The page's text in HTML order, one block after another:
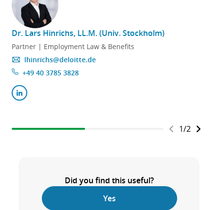
Dr. Lars Hinrichs, LL.M. (Univ. Stockholm)
Partner | Employment Law & Benefits
lhinrichs@deloitte.de
+49 40 3785 3828
1/2
Did you find this useful?
Yes